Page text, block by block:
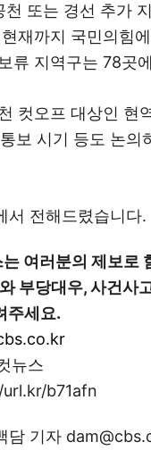
천 또는 경선 추가
재까지 국민의힘
류 지역구는 78곳
컷오프 대상인 현
보 시기 등도 논의
서 전해드렸습니다.
여러분의 제보로
부당대우, 사건사
주세요.
뉴스
b71afn
담 기자